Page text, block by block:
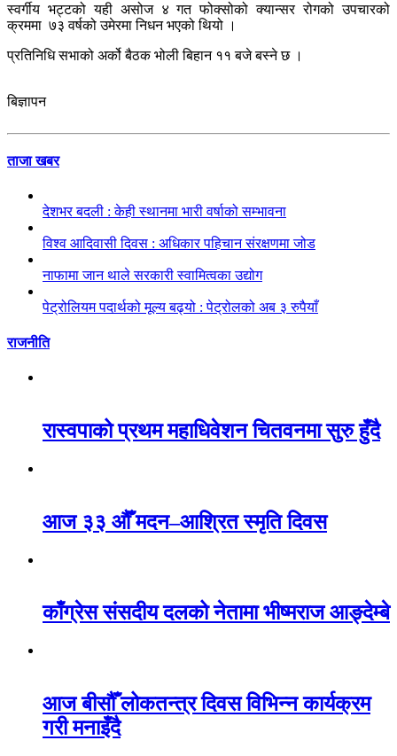
स्वर्गीय भट्टको यही असोज ४ गत फोक्सोको क्यान्सर रोगको उपचारको
क्रममा ७३ वर्षको उमेरमा निधन भएको थियो ।
प्रतिनिधि सभाको अर्को बैठक भोली बिहान ११ बजे बस्ने छ ।
बिज्ञापन
ताजा खबर
देशभर बदली : केही स्थानमा भारी वर्षाको सम्भावना
विश्व आदिवासी दिवस : अधिकार पहिचान संरक्षणमा जोड
नाफामा जान थाले सरकारी स्वामित्वका उद्योग
पेट्रोलियम पदार्थको मूल्य बढ्यो : पेट्रोलको अब ३ रुपैयाँ
राजनीति
रास्वपाको प्रथम महाधिवेशन चितवनमा सुरु हुँदै
आज ३३ औँ मदन–आश्रित स्मृति दिवस
काँग्रेस संसदीय दलको नेतामा भीष्मराज आङ्देम्बे
आज बीसौँ लोकतन्त्र दिवस विभिन्न कार्यक्रम
गरी मनाइँदै